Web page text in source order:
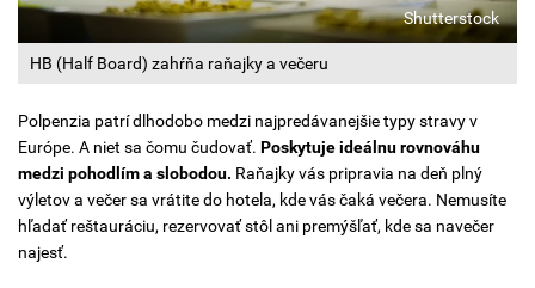
HB (Half Board) zahŕňa raňajky a večeru
Shutterstock
Polpenzia patrí dlhodobo medzi najpredávanejšie typy stravy v
Európe. A niet sa čomu čudovať. Poskytuje ideálnu rovnováhu
medzi pohodlím a slobodou. Raňajky vás pripravia na deň plný
výletov a večer sa vrátite do hotela, kde vás čaká večera. Nemusíte
hľadať reštauráciu, rezervovať stôl ani premýšľať, kde sa navečer
najesť.